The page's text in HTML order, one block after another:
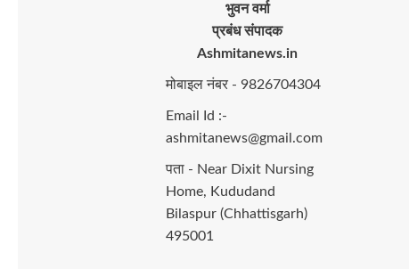
भुवन वर्मा
प्रबंध संपादक
Ashmitanews.in
मोबाइल नंबर - 9826704304
Email Id :-
ashmitanews@gmail.com
पता - Near Dixit Nursing
Home, Kududand
Bilaspur (Chhattisgarh)
495001